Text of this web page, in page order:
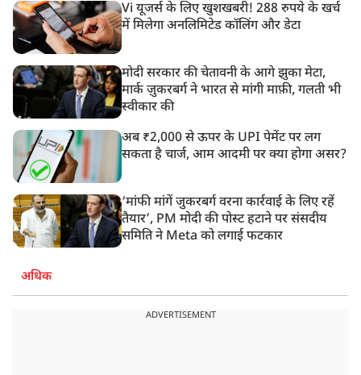
Vi यूजर्स के लिए खुशखबरी! 288 रुपये के खर्च
में मिलेगा अनलिमिटेड कॉलिंग और डेटा
मोदी सरकार की चेतावनी के आगे झुका मेटा,
मार्क ज़ुकरबर्ग ने भारत से मांगी माफ़ी, गलती भी
स्वीकार की
अब ₹2,000 से ऊपर के UPI पेमेंट पर लग
सकता है चार्ज, आम आदमी पर क्या होगा असर?
‘मांफी मांगें जुकरबर्ग वरना कार्रवाई के लिए रहें
तैयार’, PM मोदी की पोस्ट हटाने पर संसदीय
समिति ने Meta को लगाई फटकार
अधिक
ADVERTISEMENT